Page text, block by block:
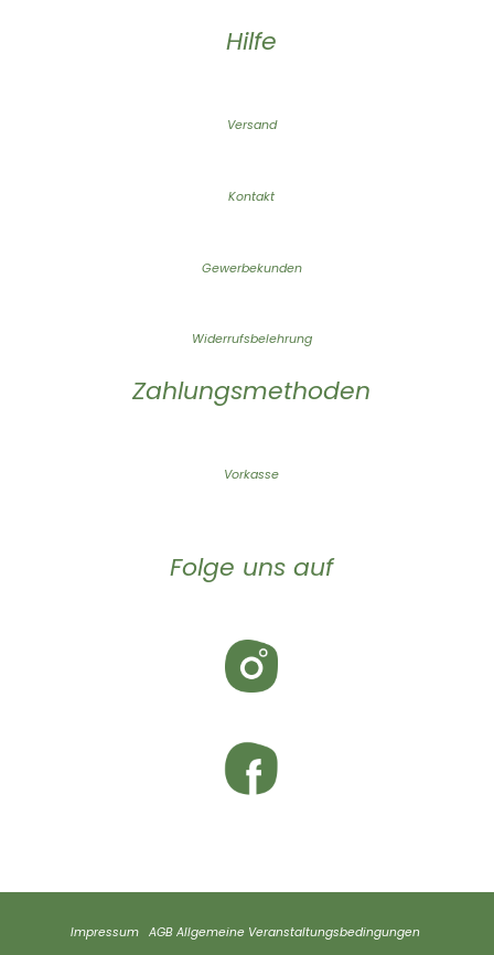
Hilfe
Versand
Kontakt
Gewerbekunden
Widerrufsbelehrung
Zahlungsmethoden
Vorkasse
Folge uns auf
Impressum AGB Allgemeine Veranstaltungsbedingungen